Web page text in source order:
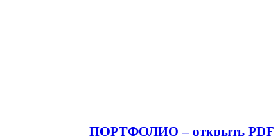
ПОРТФОЛИО – открыть PDF